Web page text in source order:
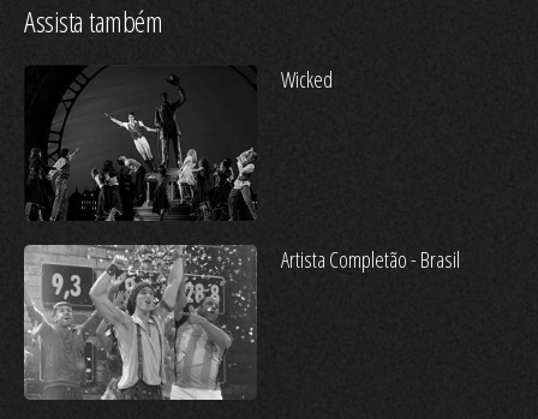
Assista também
Wicked
Artista Completão - Brasil